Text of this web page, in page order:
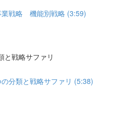
戦略 機能別戦略 (3:59)
戦略サファリ
分類と戦略サファリ (5:38)